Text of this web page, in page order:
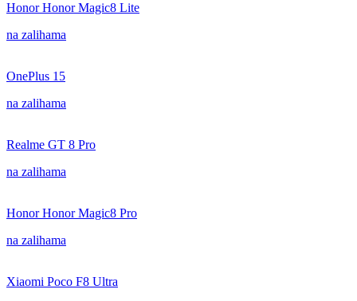
Honor Honor Magic8 Lite
na zalihama
OnePlus 15
na zalihama
Realme GT 8 Pro
na zalihama
Honor Honor Magic8 Pro
na zalihama
Xiaomi Poco F8 Ultra